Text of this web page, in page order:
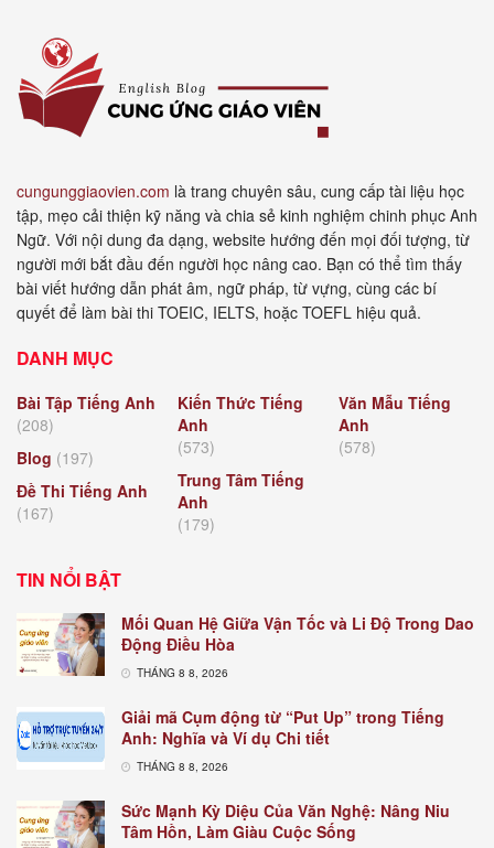
cungunggiaovien.com là trang chuyên sâu, cung cấp tài liệu học
tập, mẹo cải thiện kỹ năng và chia sẻ kinh nghiệm chinh phục Anh
Ngữ. Với nội dung đa dạng, website hướng đến mọi đối tượng, từ
người mới bắt đầu đến người học nâng cao. Bạn có thể tìm thấy
bài viết hướng dẫn phát âm, ngữ pháp, từ vựng, cùng các bí
quyết để làm bài thi TOEIC, IELTS, hoặc TOEFL hiệu quả.
DANH MỤC
Bài Tập Tiếng Anh
(208)
Blog (197)
Đề Thi Tiếng Anh
(167)
Kiến Thức Tiếng
Anh
(573)
Trung Tâm Tiếng
Anh
(179)
Văn Mẫu Tiếng
Anh
(578)
TIN NỔI BẬT
Mối Quan Hệ Giữa Vận Tốc và Li Độ Trong Dao
Động Điều Hòa
THÁNG 8 8, 2026
Giải mã Cụm động từ “Put Up” trong Tiếng
Anh: Nghĩa và Ví dụ Chi tiết
THÁNG 8 8, 2026
Sức Mạnh Kỳ Diệu Của Văn Nghệ: Nâng Niu
Tâm Hồn, Làm Giàu Cuộc Sống